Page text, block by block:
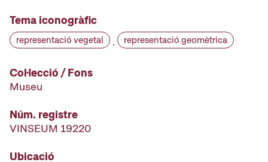
Tema iconogràfic
representació vegetal · representació geomètrica
Col·lecció / Fons
Museu
Núm. registre
VINSEUM 19220
Ubicació